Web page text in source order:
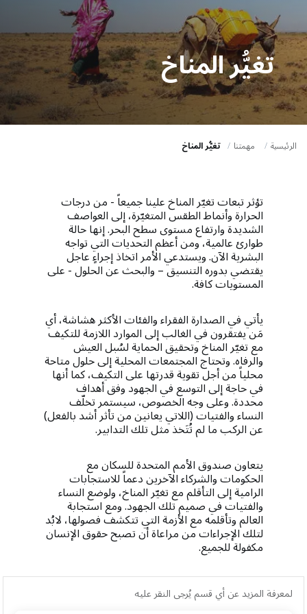
t
i
o
n
تغيُّر المناخ
الرئيسية مهمتنا تغيُّر المناخ
تؤثر تبعات تغيّر المناخ علينا جميعاً - من درجات
الحرارة وأنماط الطقس المتغيّرة، إلى العواصف
الشديدة وارتفاع مستوى سطح البحر. إنها حالة
طوارئ عالمية، ومن أعظم التحديات التي تواجه
البشرية الآن. ويستدعي الأمر اتخاذ إجراءٍ عاجل
يقتضي بدوره التنسيق – والبحث عن الحلول - على
المستويات كافة.
يأتي في الصدارة الفقراء والفئات الأكثر هشاشة، أي
مَن يفتقرون في الغالب إلى الموارد اللازمة للتكيف
مع تغيّر المناخ وتحقيق الحماية لسُبل العيش
والرفاه. وتحتاج المجتمعات المحلية إلى حلول متاحة
محلياً من أجل تقوية قدرتها على التكيف، كما أنها
في حاجة إلى التوسع في الجهود وفق أهداف
محددة. وعلى وجه الخصوص، سيستمر تخلّف
النساء والفتيات (اللاتي يعانين من تأثر أشد بالفعل)
عن الركب ما لم تُتَخذ مثل تلك التدابير.
يتعاون صندوق الأمم المتحدة للسكان مع
الحكومات والشركاء الآخرين دعماً للاستجابات
الرامية إلى التأقلم مع تغيّر المناخ، ولوضع النساء
والفتيات في صميم تلك الجهود. ومع استجابة
العالم وتأقلمه مع الأزمة التي تتكشف فصولها، لابُد
لتلك الإجراءات من مراعاة أن تصبح حقوق الإنسان
مكفولة للجميع.
لمعرفة المزيد عن أي قسم يُرجى النقر عليه